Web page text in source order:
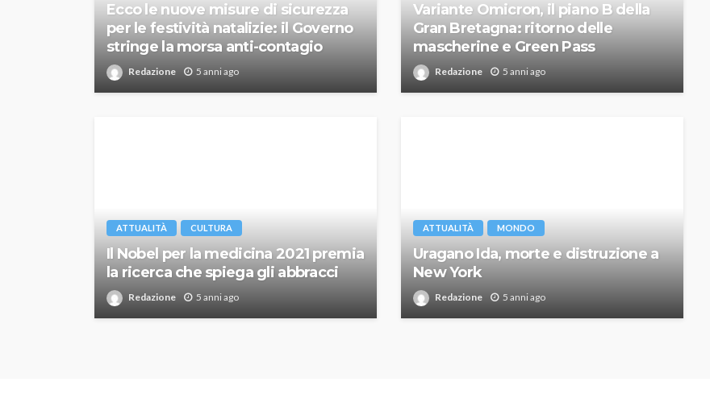
Ecco le nuove misure di sicurezza
per le festività natalizie: il Governo
stringe la morsa anti-contagio
Redazione 5 anni ago
Variante Omicron, il piano B della
Gran Bretagna: ritorno delle
mascherine e Green Pass
Redazione 5 anni ago
ATTUALITÀ CULTURA
Il Nobel per la medicina 2021 premia
la ricerca che spiega gli abbracci
Redazione 5 anni ago
ATTUALITÀ MONDO
Uragano Ida, morte e distruzione a
New York
Redazione 5 anni ago